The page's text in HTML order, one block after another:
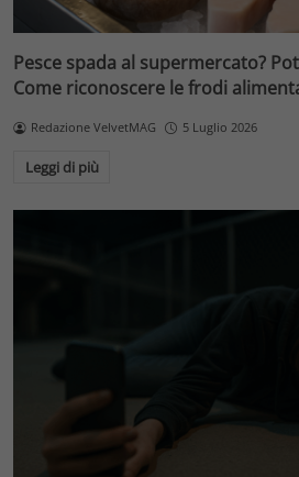
Pesce spada al supermercato?
Come riconoscere le frodi
Redazione VelvetMAG 5 Luglio 2026
Leggi di più